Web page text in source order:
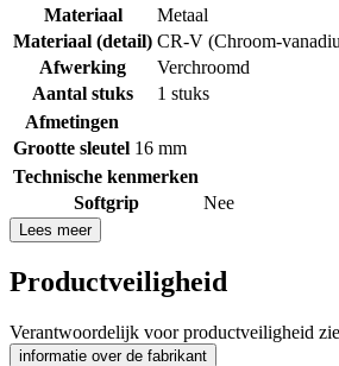
Materiaal
Metaal
Materiaal (detail) CR-V (Chroom-
Afwerking
Verchroomd
Aantal stuks
1 stuks
Afmetingen
Grootte sleutel 16 mm
Technische kenmerken
Softgrip
Nee
Lees meer
Productveiligheid
Verantwoordelijk voor productveiligheid zie
informatie over de fabrikant